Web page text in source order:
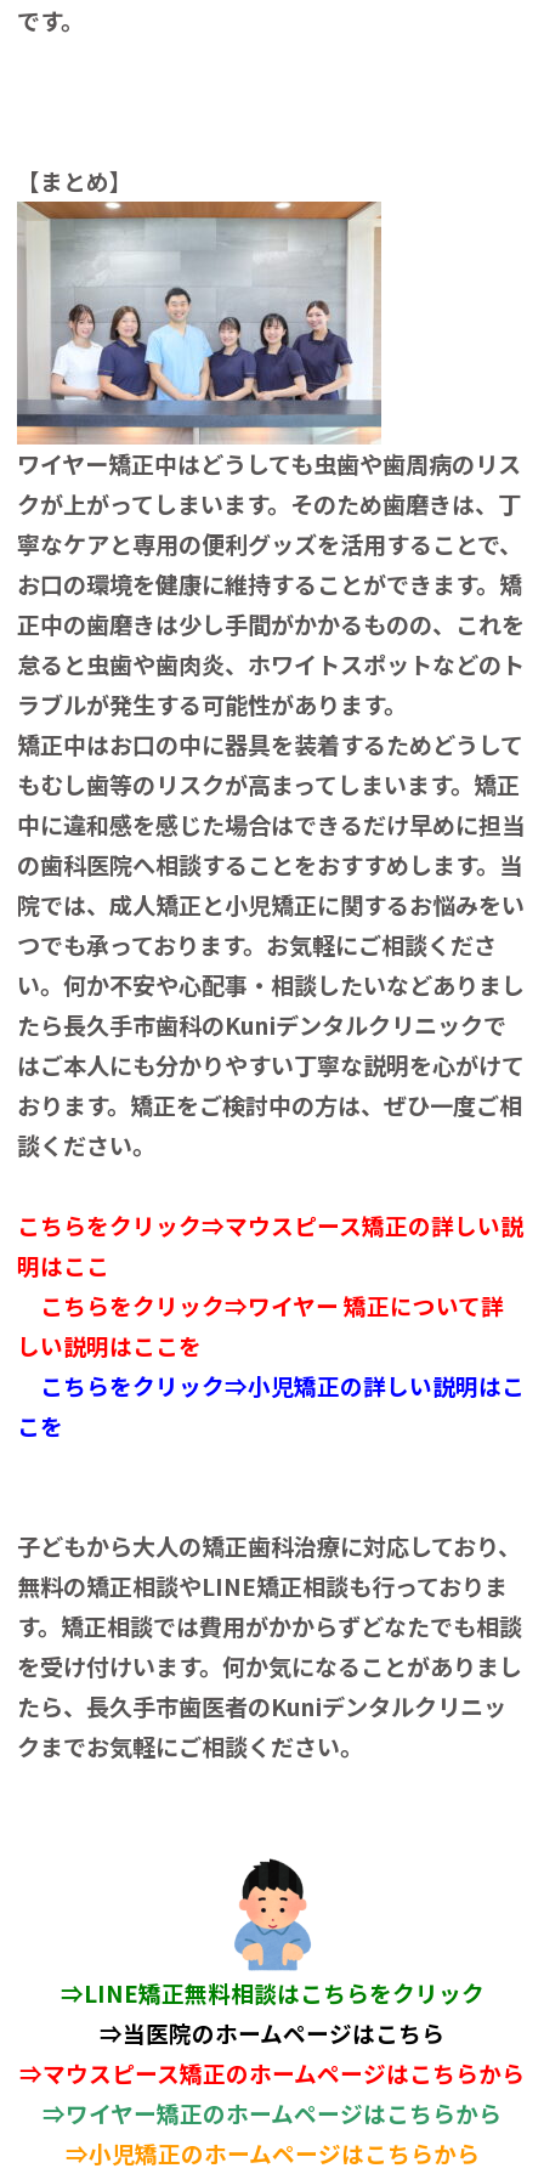
です。
【まとめ】
ワイヤー矯正中はどうしても虫歯や歯周病のリス
クが上がってしまいます。そのため歯磨きは、丁
寧なケアと専用の便利グッズを活用することで、
お口の環境を健康に維持することができます。 矯
正中の歯磨きは少し手間がかかるものの、これを
怠ると虫歯や歯肉炎、ホワイトスポットなどのト
ラブルが発生する可能性があります。
矯正中はお口の中に器具を装着するためどうして
もむし歯等のリスクが高まってしまいます。 矯正
中に違和感を感じた場合はできるだけ早めに担当
の歯科医院へ相談することをおすすめします。 当
院では、成人矯正と小児矯正に関するお悩みをい
つでも承っております。お気軽にご相談くださ
い。何か不安や心配事・相談したいなどありまし
たら長久手市歯科のKuniデンタルクリニックで
はご本人にも分かりやすい丁寧な説明を心がけて
おります。矯正をご検討中の方は、ぜひ一度ご相
談ください。
こちらをクリック⇒マウスピース矯正の詳しい説
明はここ
こちらをクリック⇒ワイヤー 矯正について詳
しい説明はここを
こちらをクリック⇒小児矯正の詳しい説明はこ
こを
子どもから大人の矯正歯科治療に対応しており、
無料の矯正相談やLINE矯正相談も行っておりま
す。矯正相談では費用がかからずどなたでも相談
を受け付けいます。何か気になることがありまし
たら、長久手市歯医者のKuniデンタルクリニッ
クまでお気軽にご相談ください。
⇒LINE矯正無料相談はこちらをクリック
⇒当医院のホームページはこちら
⇒マウスピース矯正のホームページはこちらから
⇒ワイヤー矯正のホームページはこちらから
⇒小児矯正のホームページはこちらから